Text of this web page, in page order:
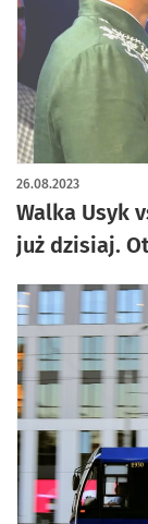
Walka Usyk
już dzisiaj.
26.08.2023